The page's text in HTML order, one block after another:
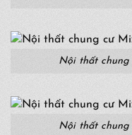
Nội thất chung
Nội thất chung